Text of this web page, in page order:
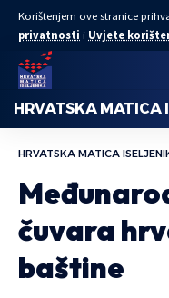
Korištenjem ove stranice
privatnosti i Uvjete
HRVATSKA MATICA
HRVATSKA MATICA
čuvara
baštine